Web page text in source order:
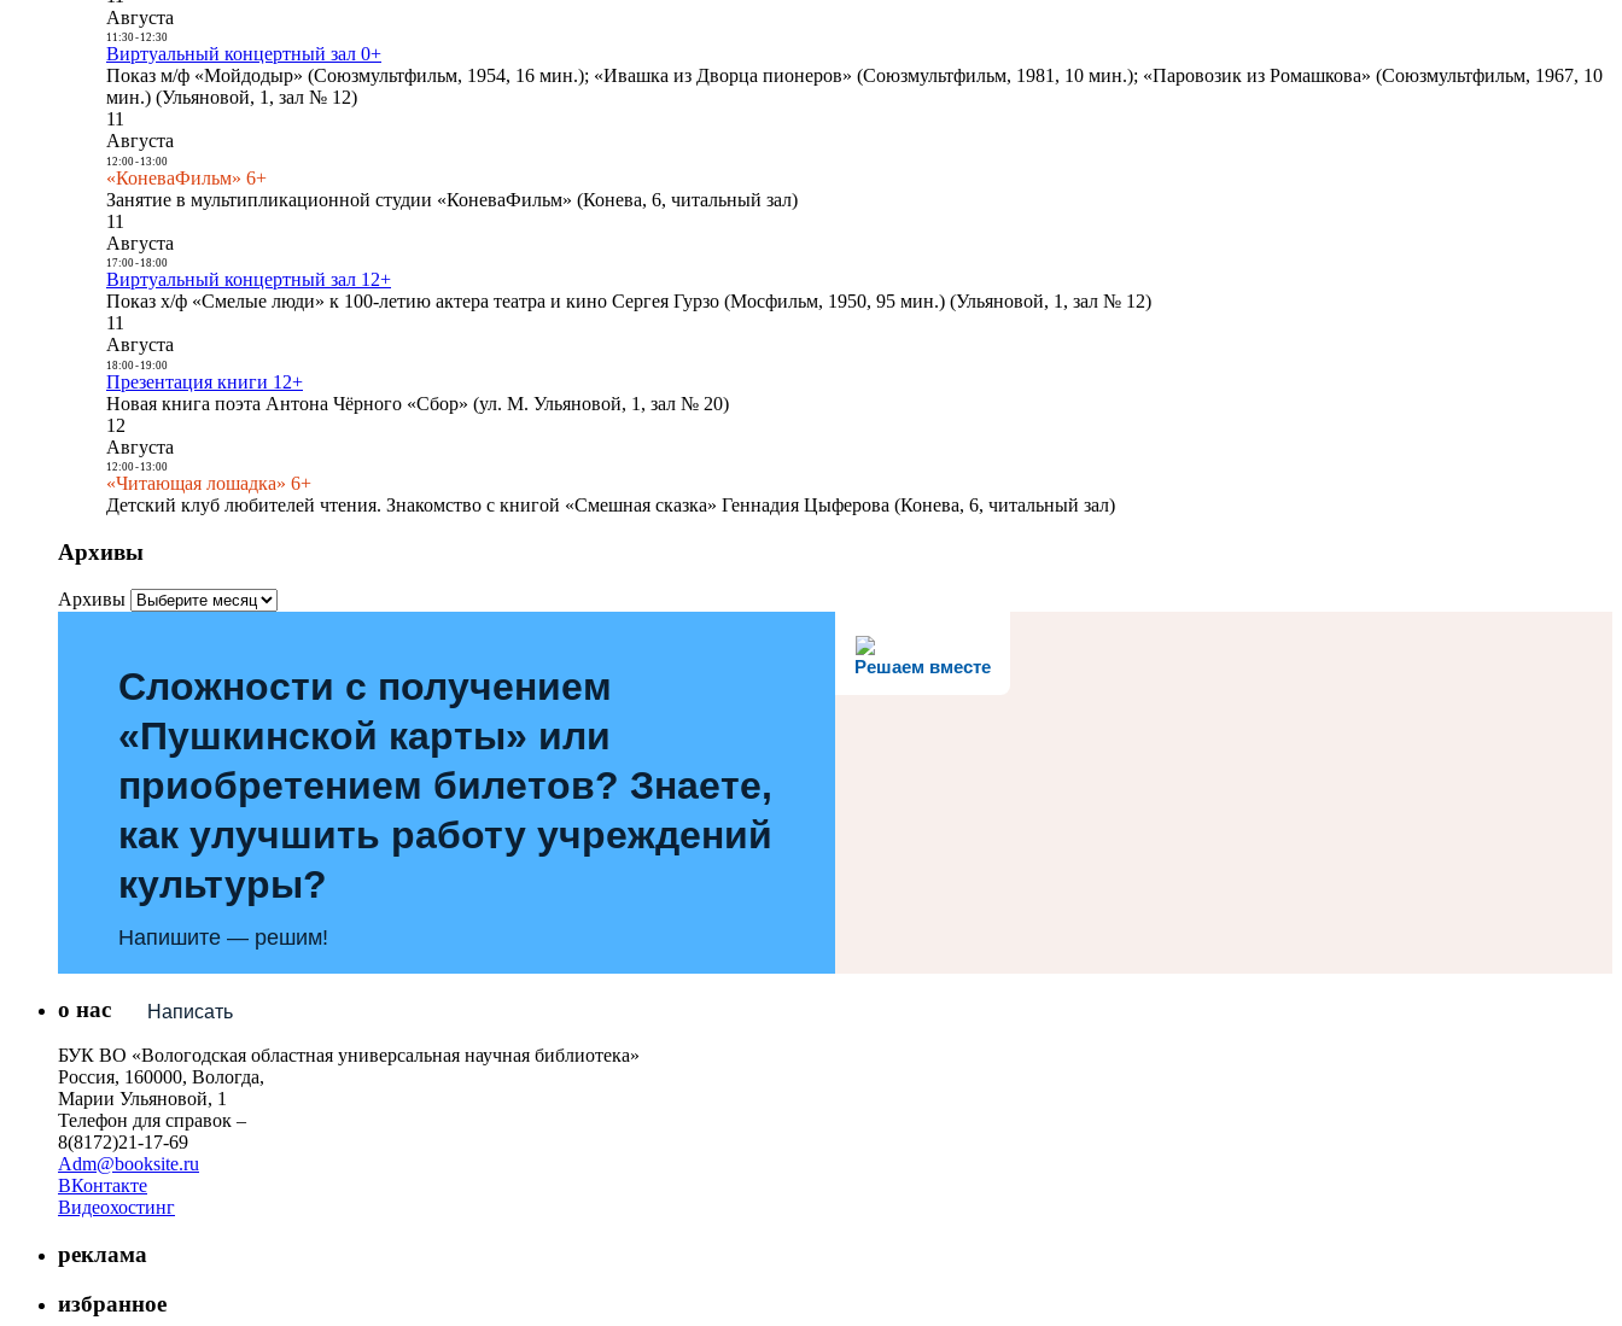
Августа
11:30- 12:30
Виртуальный концертный зал 0+
Показ м/ф «Мойдодыр» (Союзмультфильм, 1954, 16 мин.); «Ивашка из Дворца пионеров» (Союзмультфильм, 1981, 10 мин.); «Паровозик из Ромашкова» (Союзмультфильм, 1967, 10
мин.) (Ульяновой, 1, зал № 12)
11
Августа
12:00- 13:00
«КоневаФильм» 6+
Занятие в мультипликационной студии «КоневаФильм» (Конева, 6, читальный зал)
11
Августа
17:00- 18:00
Виртуальный концертный зал 12+
Показ х/ф «Смелые люди» к 100-летию актера театра и кино Сергея Гурзо (Мосфильм, 1950, 95 мин.) (Ульяновой, 1, зал № 12)
11
Августа
18:00- 19:00
Презентация книги 12+
Новая книга поэта Антона Чёрного «Сбор» (ул. М. Ульяновой, 1, зал № 20)
12
Августа
12:00- 13:00
«Читающая лошадка» 6+
Детский клуб любителей чтения. Знакомство с книгой «Смешная сказка» Геннадия Цыферова (Конева, 6, читальный зал)
Архивы
Архивы
Решаем вместе
Сложности с получением
«Пушкинской карты» или
приобретением билетов? Знаете,
как улучшить работу учреждений
культуры?
Напишите — решим!
Написать
о нас
БУК ВО «Вологодская областная универсальная научная библиотека»
Россия, 160000, Вологда,
Марии Ульяновой, 1
Телефон для справок –
8(8172)21-17-69
Adm@booksite.ru
ВКонтакте
Видеохостинг
реклама
избранное